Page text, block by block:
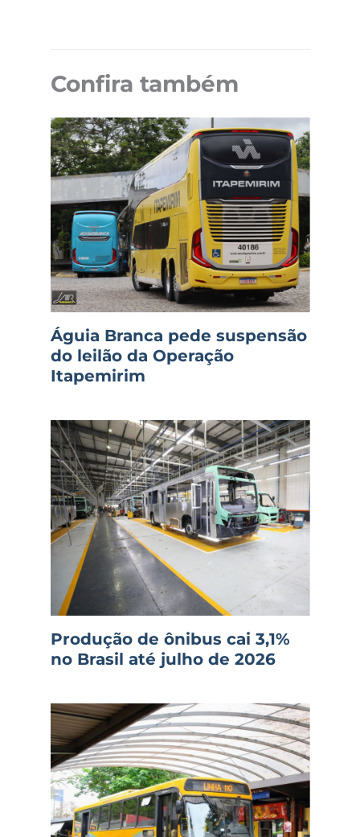
Confira também
Águia Branca pede suspensão
do leilão da Operação
Itapemirim
Produção de ônibus cai 3,1%
no Brasil até julho de 2026